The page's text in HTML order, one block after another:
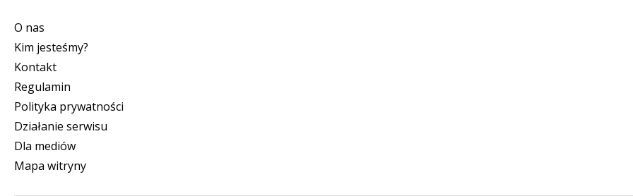
O nas
Kim jesteśmy?
Kontakt
Regulamin
Polityka prywatności
Działanie serwisu
Dla mediów
Mapa witryny